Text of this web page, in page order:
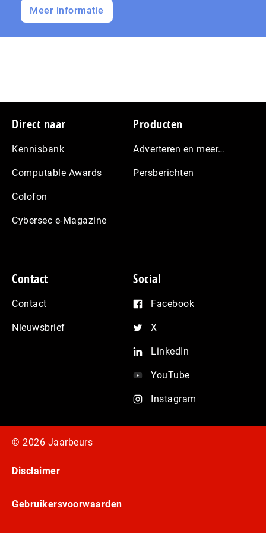
Meer informatie
Footer
Direct naar
Kennisbank
Computable Awards
Colofon
Cybersec e-Magazine
Producten
Adverteren en meer…
Persberichten
Contact
Contact
Nieuwsbrief
Social
Facebook
X
LinkedIn
YouTube
Instagram
© 2026 Jaarbeurs
Disclaimer
Gebruikersvoorwaarden